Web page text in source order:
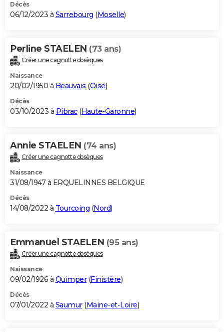
Décès
06/12/2023 à Sarrebourg (Moselle)
Perline STAELEN (73 ans)
Créer une cagnotte obsèques
Naissance
20/02/1950 à Beauvais (Oise)
Décès
03/10/2023 à Pibrac(Haute-Garonne)
Annie STAELEN (74 ans)
Créer une cagnotte obsèques
Naissance
31/08/1947 à ERQUELINNES BELGIQUE
Décès
14/08/2022 à Tourcoing (Nord)
Emmanuel STAELEN (95 ans)
Créer une cagnotte obsèques
Naissance
09/02/1926 à Quimper(Finistère)
Décès
07/01/2022 à Saumur(Maine-et-Loire)